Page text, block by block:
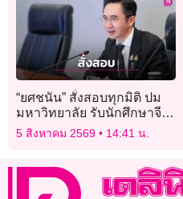
“ยศชนัน” สั่งสอบทุกมิติ ปม
มหาวิทยาลัย รับนักศึกษาจีน
มุ่งรักษามาตรฐานอุดมศึกษา
5 สิงหาคม 2569 14:41 น.